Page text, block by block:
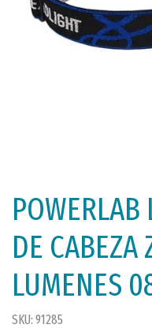
DE
LUMENES
SKU: 91285